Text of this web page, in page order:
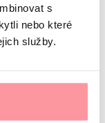
s
nebo které
služby.